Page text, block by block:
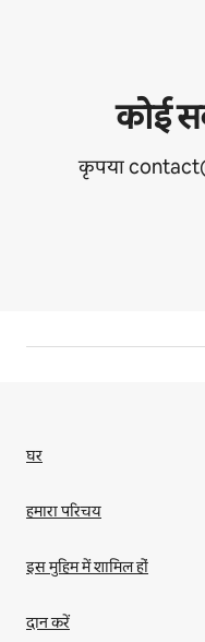
कोई
कृपया
घर
हमारा परिचय
इस मुहिम में शामिल हों
दान करें